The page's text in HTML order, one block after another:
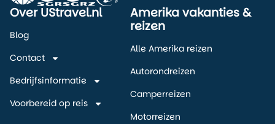
Over UStravel.nl
Blog
Contact
Bedrijfsinformatie
Voorbereid op reis
Amerika vakanties &
reizen
Alle Amerika reizen
Autorondreizen
Camperreizen
Motorreizen